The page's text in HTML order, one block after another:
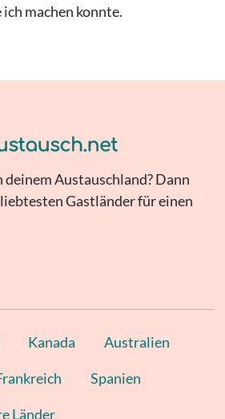
machen konnte.
deinem Austauschland? Dann
Gastländer für einen
Kanada Australien
Spanien
Länder